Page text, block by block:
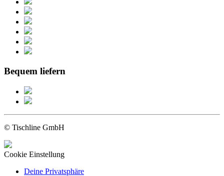
Bequem liefern
© Tischline GmbH
Cookie Einstellung
Deine Privatsphäre